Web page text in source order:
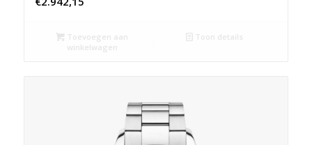
Toevoegen aan
winkelwagen
Toon details